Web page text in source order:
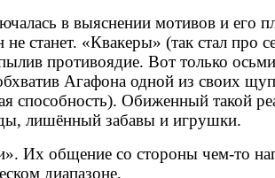
в выяснении мотивов и его
станет. «Квакеры» (так стал
противоядие. Вот только
Агафона одной из своих
способность). Обиженный такой
лишённый забавы и игрушки.
Их общение со стороны чем-то
диапазоне.